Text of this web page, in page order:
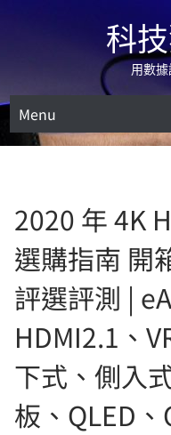
科技
用數
Menu
2020 年 4K
選購指南 開
評選評測 |
HDMI2.1、
下式、側入
板、QLED、